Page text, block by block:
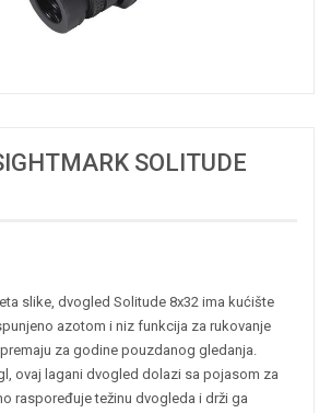
SOLITUDE
slike, dvogled Solitude 8x32 ima kućište
azotom i niz funkcija za rukovanje
za godine pouzdanog gledanja.
ovaj lagani dvogled dolazi sa pojasom za
raspoređuje težinu dvogleda i drži ga